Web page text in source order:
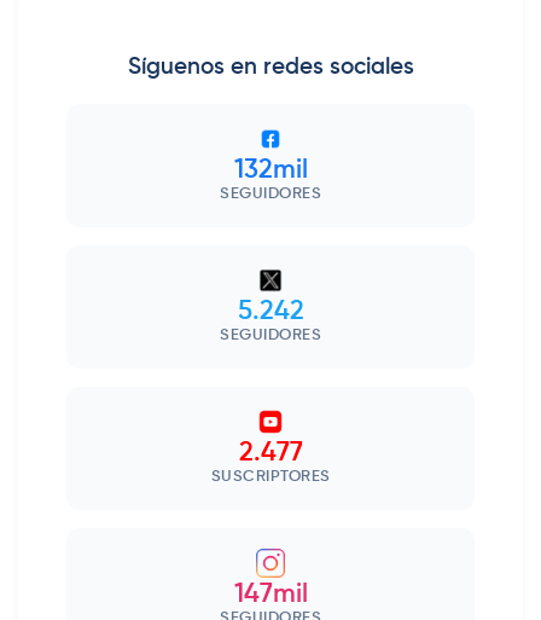
Síguenos en redes sociales
132mil
SEGUIDORES
5.242
SEGUIDORES
2.477
SUSCRIPTORES
147mil